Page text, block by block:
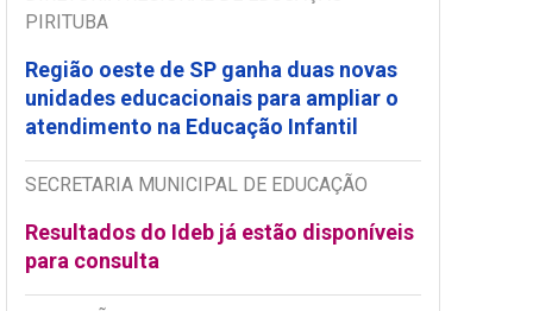
PIRITUBA
Região oeste de SP ganha duas novas
unidades educacionais para ampliar o
atendimento na Educação Infantil
SECRETARIA MUNICIPAL DE EDUCAÇÃO
Resultados do Ideb já estão disponíveis
para consulta